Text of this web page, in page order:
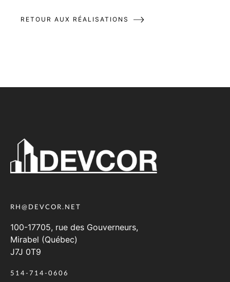
RETOUR AUX RÉALISATIONS
RH@DEVCOR.NET
100-17705, rue des Gouverneurs,
Mirabel (Québec)
J7J 0T9
514-714-0606